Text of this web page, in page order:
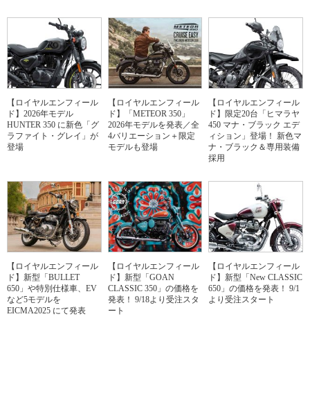
【ロイヤルエンフィール
ド】2026年モデル
HUNTER 350 に新色「グ
ラファイト・グレイ」が
登場
【ロイヤルエンフィール
ド】「METEOR 350」
2026年モデルを発表／全
4バリエーション＋限定
モデルも登場
【ロイヤルエンフィール
ド】限定20台「ヒマラヤ
450 マナ・ブラック エデ
ィション」登場！ 新色マ
ナ・ブラック＆専用装備
採用
【ロイヤルエンフィール
ド】新型「BULLET
650」や特別仕様車、EV
など5モデルを
EICMA2025 にて発表
【ロイヤルエンフィール
ド】新型「GOAN
CLASSIC 350」の価格を
発表！ 9/18より受注スタ
ート
【ロイヤルエンフィール
ド】新型「New CLASSIC
650」の価格を発表！ 9/1
より受注スタート